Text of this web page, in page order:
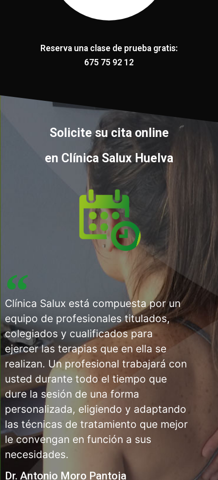
Reserva una clase de prueba gratis:
675 75 92 12
Solicite su cita online
en Clínica Salux Huelva
Clínica Salux está compuesta por un
equipo de profesionales titulados,
colegiados y cualificados para
ejercer las terapias que en ella se
realizan. Un profesional trabajará con
usted durante todo el tiempo que
dure la sesión de una forma
personalizada, eligiendo y adaptando
las técnicas de tratamiento que mejor
le convengan en función a sus
necesidades.
Dr. Antonio Moro Pantoja